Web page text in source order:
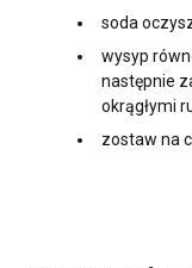
soda
wysyp
następnie
okrągłymi
zostaw na